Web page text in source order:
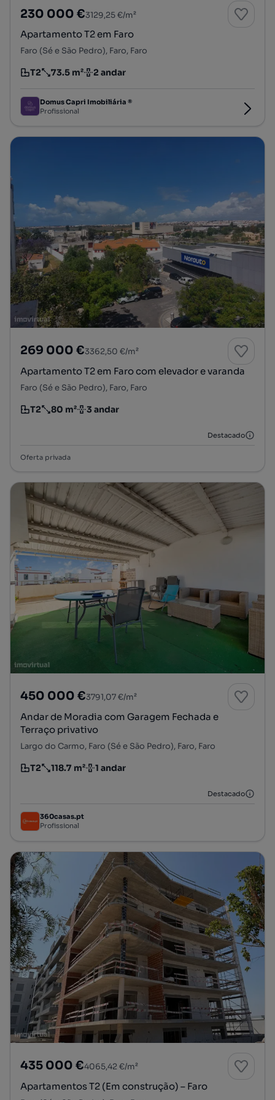
230 000 €3129,25 €/m²
Apartamento T2 em Faro
Faro (Sé e São Pedro), Faro, Faro
Tipologia
T2
Preço por metro quadrado
73.5 m²
Andar 2 andar
Domus Capri Imobiliária ®
Profissional
269 000 €3362,50 €/m²
Apartamento T2 em Faro com elevador e varanda
Faro (Sé e São Pedro), Faro, Faro
Tipologia
T2
Preço por metro quadrado
80 m²
Andar 3 andar
Destacado
Oferta privada
450 000 €3791,07 €/m²
Andar de Moradia com Garagem Fechada e
Terraço privativo
Largo do Carmo, Faro (Sé e São Pedro), Faro, Faro
Tipologia
T2
Preço por metro quadrado
118.7 m²
Andar 1 andar
Destacado
360casas.pt
Profissional
435 000 €4065,42 €/m²
Apartamentos T2 (Em construção) – Faro